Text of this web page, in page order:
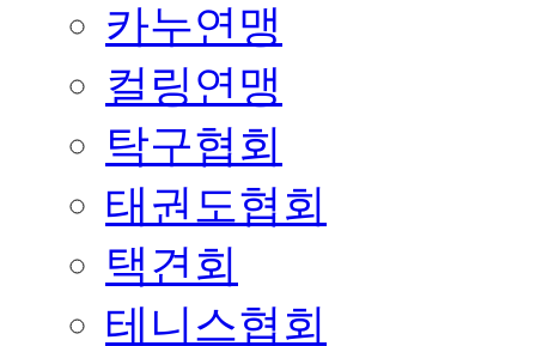
카누연맹
컬링연맹
탁구협회
태권도협회
택견회
테니스협회